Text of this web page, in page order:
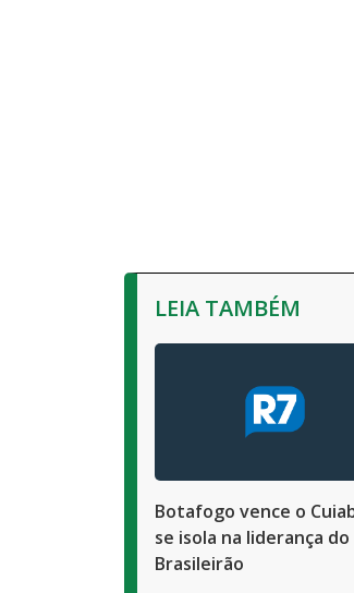
LEIA TAMBÉM
Botafogo vence o
se isola na liderança do
Brasileirão